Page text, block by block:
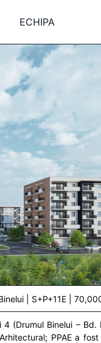
ECHIPA
| S+P+11E |
(Drumul Binelui –
PPAE a